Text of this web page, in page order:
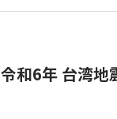
令和6年 台湾地